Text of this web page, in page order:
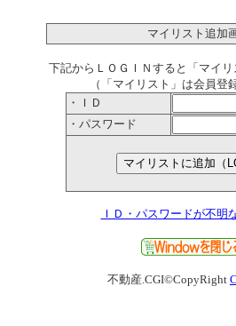
マイリスト追加
下記からＬＯＧＩＮすると「マイ
（「マイリスト」は会員登
・ＩＤ
・パスワード
ＩＤ・パスワードが不明
不動産.CGI©CopyRight